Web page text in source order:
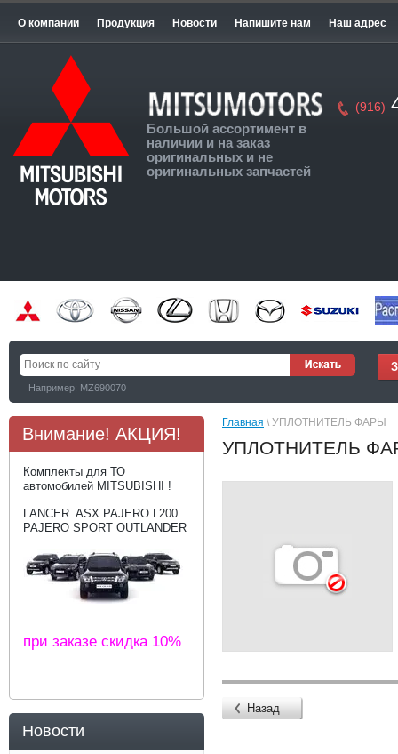
О компании Продукция Новости Напишите нам Наш адрес
Большой ассортимент в
наличии и на заказ
оригинальных и не
оригинальных запчастей
(916)
Например: MZ690070
Внимание! АКЦИЯ!
Комплекты для ТО
автомобилей MITSUBISHI !
LANCER ASX PAJERO L200
PAJERO SPORT OUTLANDER
при заказе скидка 10%
Новости
Главная \ УПЛОТНИТЕЛЬ ФАРЫ
УПЛОТНИТЕЛЬ
Назад